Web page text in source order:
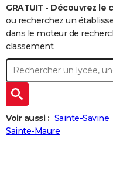
Retraite
Impôts
Epargne
Immobilier
Risques naturels par ville
Banque
Assurance
Crédit
AUTO
Essais
Réserver un essai
Citadines
Berlines
SUV
Forum auto
+
HIGH-TECH
BRICOLAGE
Forum
Aménagement intérieur
Extérieur
Cuisine
Salle de bains
Jardinage
Rangement
+WEEK-END
Guides de France
Escapades
Patrimoine
Expositions
Musées
Week-end nature
+
LIFESTYLE
Art de vivre
Bien-être
Loisirs
Mode
Modes de vie
+SANTE
GRATUIT - Découvrez
ou recherchez un
dans le moteur de
classement.
Voir aussi : Sainte-Savine
Sainte-Maure